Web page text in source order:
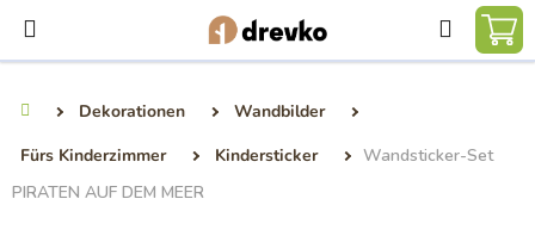
Inhalt
springen
Suchen
Dekorationen
Wandbilder
Fürs Kinderzimmer
Kindersticker
Wandsticker-Set
PIRATEN AUF DEM MEER